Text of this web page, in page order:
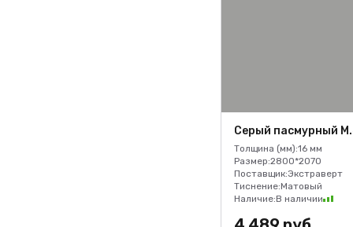
Серый пасмурный
Толщина (мм):16 мм
Размер:2800*2070
Поставщик:Экстраверт
Тиснение:Матовый
Наличие:В наличии